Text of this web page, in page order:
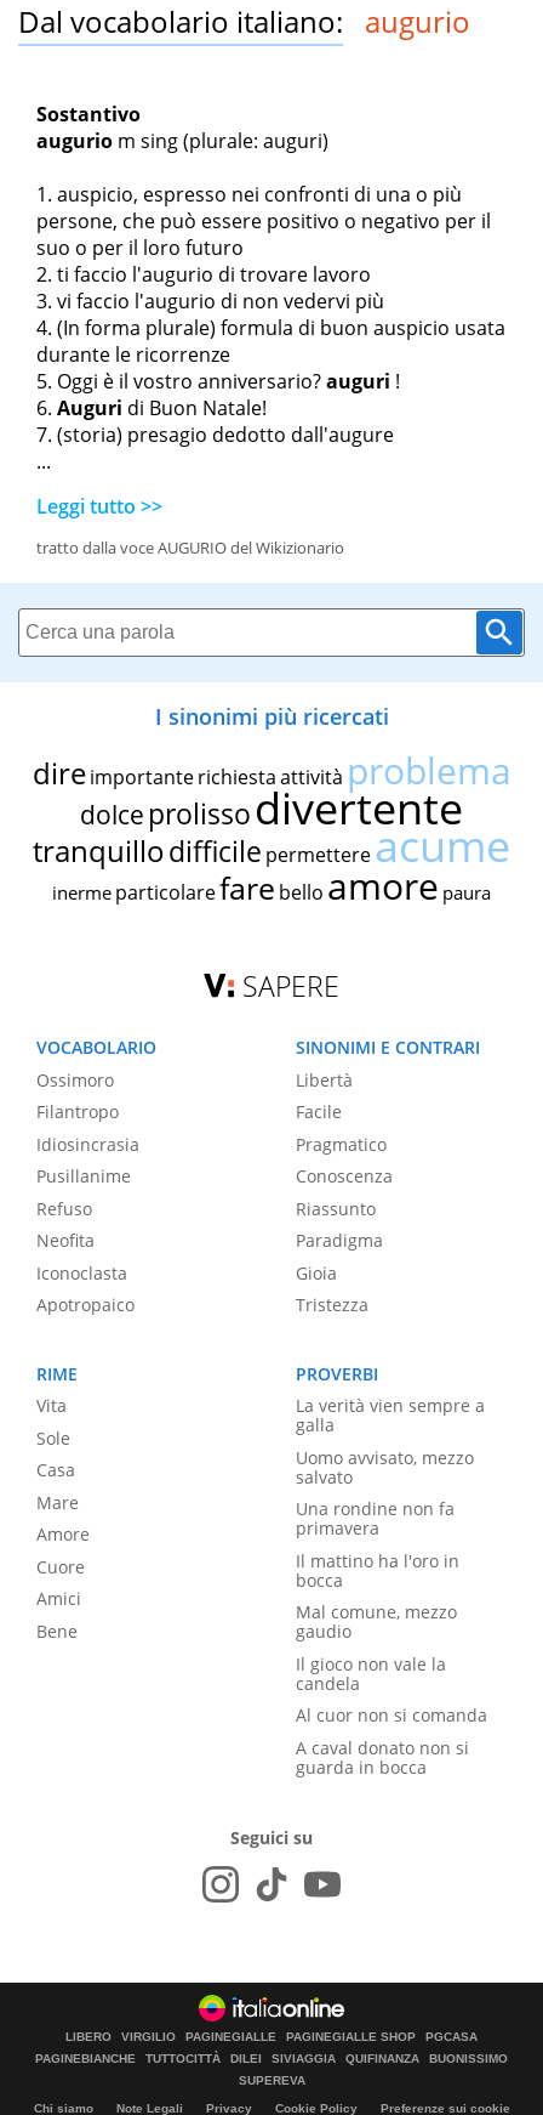
Dal vocabolario italiano: augurio
Sostantivo
augurio m sing(plurale: auguri)
auspicio, espresso nei confronti di una o più
persone, che può essere positivo o negativo per il
suo o per il loro futuro
ti faccio l'augurio di trovare lavoro
vi faccio l'augurio di non vedervi più
(In forma plurale) formula di buon auspicio usata
durante le ricorrenze
Oggi è il vostro anniversario?auguri !
Auguri di Buon Natale!
(storia) presagio dedotto dall'augure
...
Leggi tutto >>
tratto dalla voce AUGURIO del Wikizionario
I sinonimi più ricercati
dire importante richiestaattività problema
dolce prolissodivertente
tranquillodifficile permettereacume
inerme particolarefare bello amore paura
SAPERE
VOCABOLARIO
Ossimoro
Filantropo
Idiosincrasia
Pusillanime
Refuso
Neofita
Iconoclasta
Apotropaico
SINONIMI E CONTRARI
Libertà
Facile
Pragmatico
Conoscenza
Riassunto
Paradigma
Gioia
Tristezza
RIME
Vita
Sole
Casa
Mare
Amore
Cuore
Amici
Bene
PROVERBI
La verità vien sempre a
galla
Uomo avvisato, mezzo
salvato
Una rondine non fa
primavera
Il mattino ha l'oro in
bocca
Mal comune, mezzo
gaudio
Il gioco non vale la
candela
Al cuor non si comanda
A caval donato non si
guarda in bocca
Seguici su
LIBERO VIRGILIO PAGINEGIALLE PAGINEGIALLE SHOP
PGCASA
PAGINEBIANCHE
TUTTOCITTÀ DILEI SIVIAGGIA QUIFINANZA
BUONISSIMO
SUPEREVA
Chi siamo Note Legali Privacy Cookie Policy Preferenze sui cookie